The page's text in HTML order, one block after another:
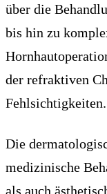
über die
bis hin zu
der refraktiven
Fehlsichtigkeiten.
Die
medizinische
als auch